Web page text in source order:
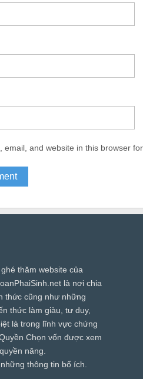
email, and website in this browser
thăm website của
là nơi chia
thức cũng như những
thức làm giàu, tư duy,
là trong lĩnh vực chứng
Chọn vốn được xem
năng.
thông tin bổ ích.